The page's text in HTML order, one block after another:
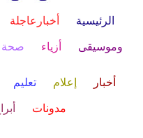
الرئيسية أخبارعاجلة
وموسيقى أزياء صحة
أخبار إعلام تعليم
مدونات